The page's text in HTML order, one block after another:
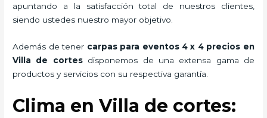
apuntando a la satisfacción total de nuestros clientes,
siendo ustedes nuestro mayor objetivo.
Además de tener carpas para eventos 4 x 4 precios en
Villa de cortesdisponemos de una extensa gama de
productos y servicios con su respectiva garantía.
Clima en Villa de cortes: